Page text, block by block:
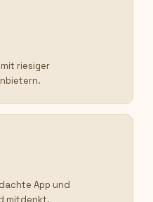
riesiger
App und
mitdenkt.